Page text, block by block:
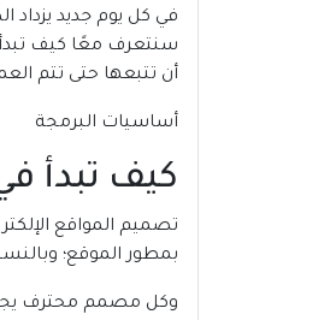
في كل يوم جديد يزداد
سنتعرف معًا كيف تبدأ
أن تتبعها حتى تتم
أساسيات البرمجة
كيف تبدأ
تصميم المواقع
بمطور الموقع؛
وكل مصمم محترف يجب